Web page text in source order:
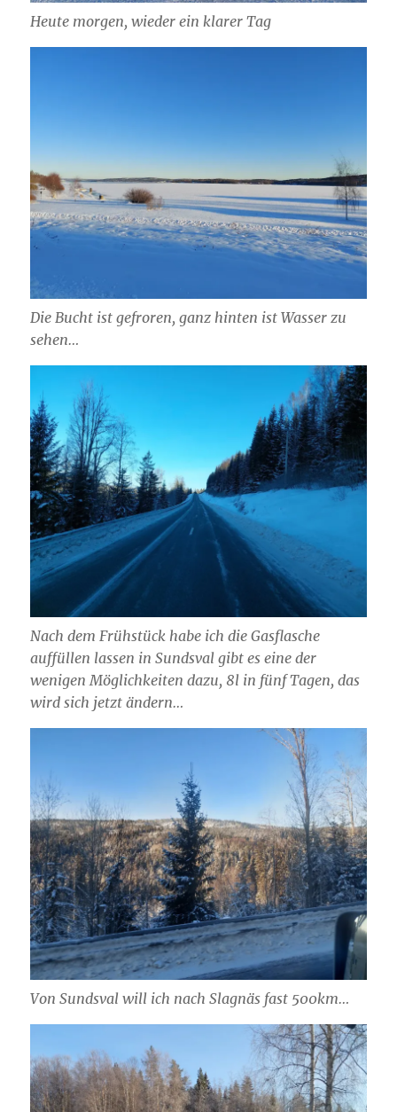
Heute morgen, wieder ein klarer Tag
Die Bucht ist gefroren, ganz hinten ist Wasser zu
sehen…
Nach dem Frühstück habe ich die Gasflasche
auffüllen lassen in Sundsval gibt es eine der
wenigen Möglichkeiten dazu, 8l in fünf Tagen, das
wird sich jetzt ändern…
Von Sundsval will ich nach Slagnäs fast 500km…